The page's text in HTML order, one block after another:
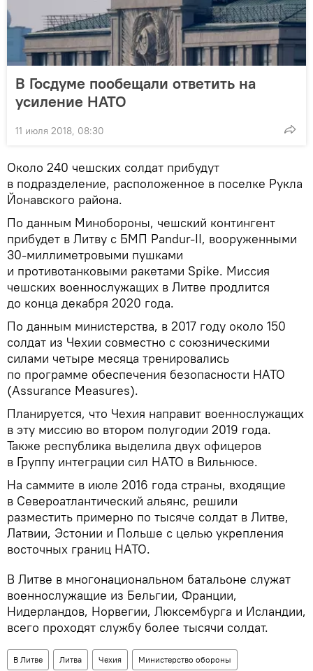
В Госдуме пообещали ответить на
усиление НАТО
11 июля 2018, 08:30
Около 240 чешских солдат прибудут
в подразделение, расположенное в поселке Рукла
Йонавского района.
По данным Минобороны, чешский контингент
прибудет в Литву с БМП Pandur-II, вооруженными
30-миллиметровыми пушками
и противотанковыми ракетами Spike. Миссия
чешских военнослужащих в Литве продлится
до конца декабря 2020 года.
По данным министерства, в 2017 году около 150
солдат из Чехии совместно с союзническими
силами четыре месяца тренировались
по программе обеспечения безопасности НАТО
(Assurance Measures).
Планируется, что Чехия направит военнослужащих
в эту миссию во втором полугодии 2019 года.
Также республика выделила двух офицеров
в Группу интеграции сил НАТО в Вильнюсе.
На саммите в июле 2016 года страны, входящие
в Североатлантический альянс, решили
разместить примерно по тысяче солдат в Литве,
Латвии, Эстонии и Польше с целью укрепления
восточных границ НАТО.
В Литве в многонациональном батальоне служат
военнослужащие из Бельгии, Франции,
Нидерландов, Норвегии, Люксембурга и Исландии,
всего проходят службу более тысячи солдат.
В Литве Литва Чехия Министерство обороны